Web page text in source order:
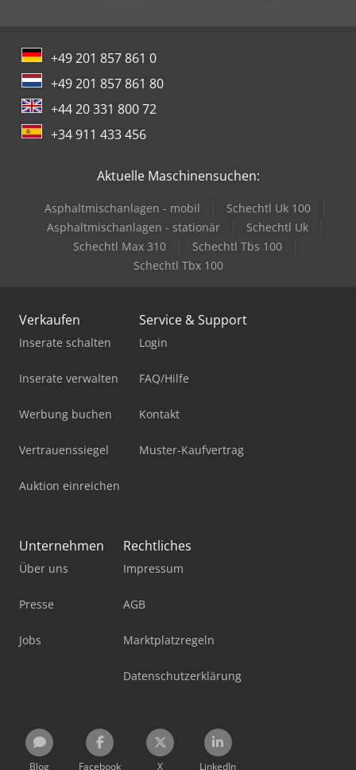
+49 201 857 861 0
+49 201 857 861 80
+44 20 331 800 72
+34 911 433 456
Aktuelle Maschinensuchen:
Asphaltmischanlagen - mobil
Schechtl Uk 100
Asphaltmischanlagen - stationär
Schechtl Uk
Schechtl Max 310
Schechtl Tbs 100
Schechtl Tbx 100
Verkaufen
Inserate schalten
Inserate verwalten
Werbung buchen
Vertrauenssiegel
Auktion einreichen
Service & Support
Login
FAQ/Hilfe
Kontakt
Muster-Kaufvertrag
Unternehmen
Über uns
Presse
Jobs
Rechtliches
Impressum
AGB
Marktplatzregeln
Datenschutzerklärung
Blog Facebook X LinkedIn